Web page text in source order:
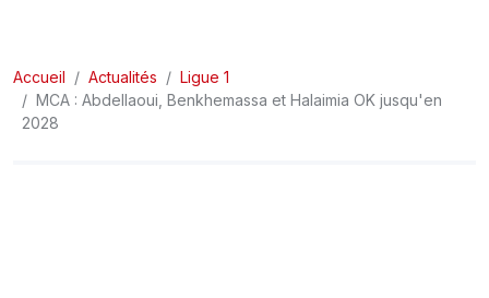
LIGUE 2
Accueil Actualités
Ligue 1
MCA : Abdellaoui, Benkhemassa et Halaimia OK jusqu'en
2028